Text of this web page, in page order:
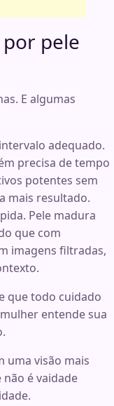
pele
E algumas
adequado.
precisa de tempo
potentes sem
mais resultado.
Pele madura
que com
imagens filtradas,
que todo cuidado
entende sua
uma visão mais
é vaidade